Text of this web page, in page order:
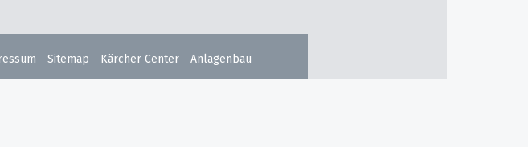
Sitemap Kärcher Center Anlagenbau